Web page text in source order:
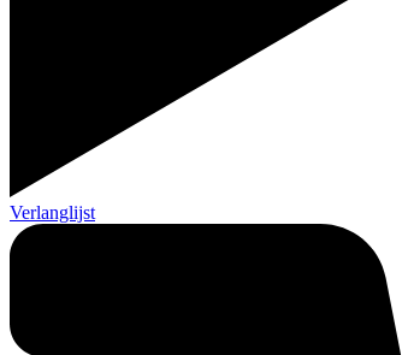
Verlanglijst